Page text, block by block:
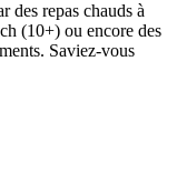
des repas chauds à
(10+) ou encore des
Saviez-vous